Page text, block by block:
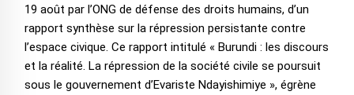
19 août par l’ONG de défense des droits humains, d’un
rapport synthèse sur la répression persistante contre
l’espace civique. Ce rapport intitulé « Burundi : les discours
et la réalité. La répression de la société civile se poursuit
sous le gouvernement d’Evariste Ndayishimiye », égrène